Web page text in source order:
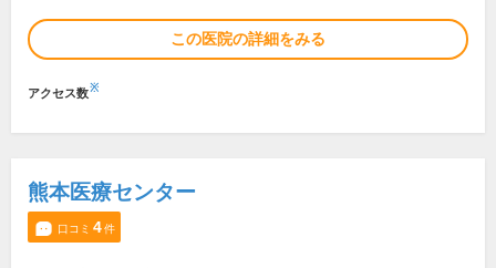
この医院の詳細をみる
アクセス数※
熊本医療センター
口コミ 4件